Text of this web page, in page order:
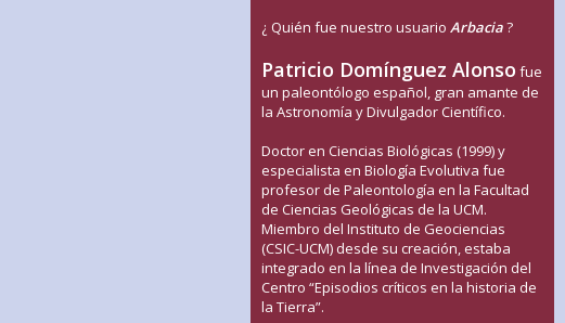
¿ Quién fue nuestro usuario Arbacia?
Patricio Domínguez Alonso fue
un paleontólogo español, gran amante de
la Astronomía y Divulgador Científico.
Doctor en Ciencias Biológicas (1999) y
especialista en Biología Evolutiva fue
profesor de Paleontología en la Facultad
de Ciencias Geológicas de la UCM.
Miembro del Instituto de Geociencias
(CSIC-UCM) desde su creación, estaba
integrado en la línea de Investigación del
Centro “Episodios críticos en la historia de
la Tierra”.